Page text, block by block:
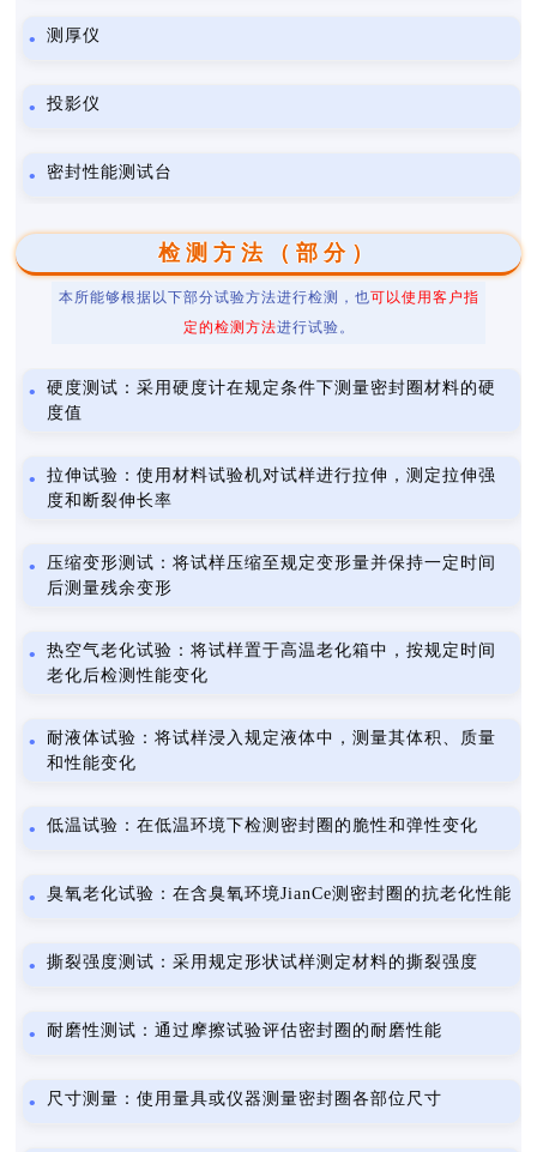
测厚仪
投影仪
密封性能测试台
检测方法（部分）
本所能够根据以下部分试验方法进行检测，也可以使用客户指
定的检测方法进行试验。
硬度测试：采用硬度计在规定条件下测量密封圈材料的硬
度值
拉伸试验：使用材料试验机对试样进行拉伸，测定拉伸强
度和断裂伸长率
压缩变形测试：将试样压缩至规定变形量并保持一定时间
后测量残余变形
热空气老化试验：将试样置于高温老化箱中，按规定时间
老化后检测性能变化
耐液体试验：将试样浸入规定液体中，测量其体积、质量
和性能变化
低温试验：在低温环境下检测密封圈的脆性和弹性变化
臭氧老化试验：在含臭氧环境JianCe测密封圈的抗老化性能
撕裂强度测试：采用规定形状试样测定材料的撕裂强度
耐磨性测试：通过摩擦试验评估密封圈的耐磨性能
尺寸测量：使用量具或仪器测量密封圈各部位尺寸